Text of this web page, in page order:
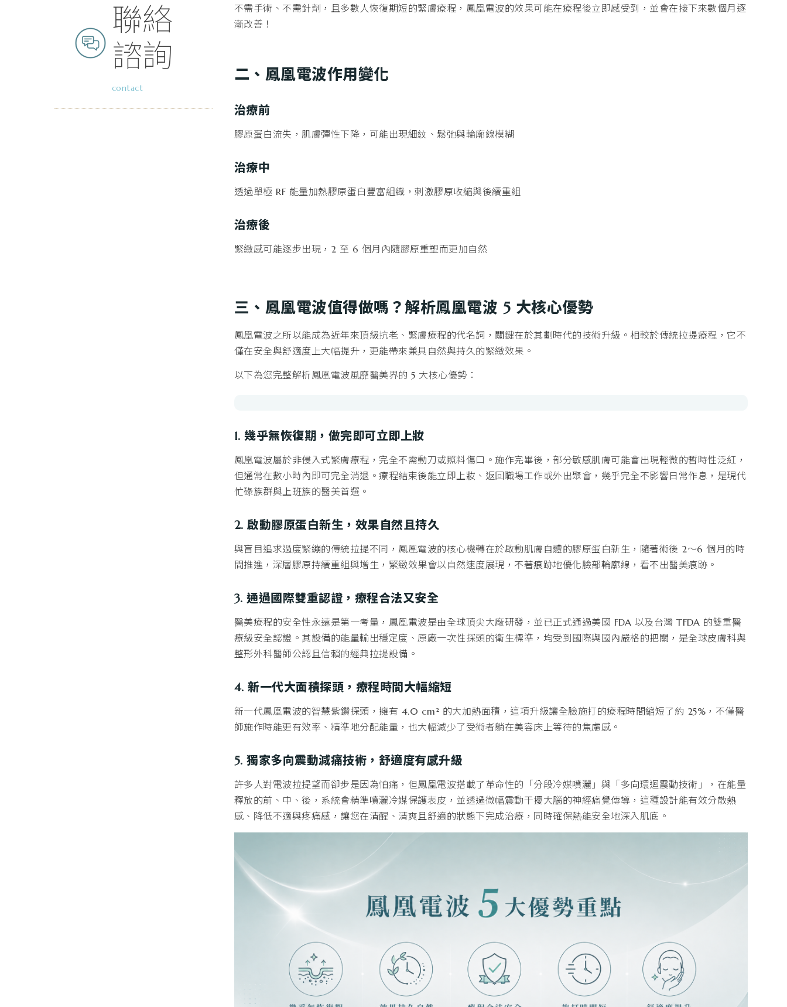
聯絡
諮詢
contact
不需手術、不需針劑，且多數人恢復期短的緊膚療程，鳳凰電波的效果可能在療程後立即感受到，並會在接下來數個月逐
漸改善！
二、鳳凰電波作用變化
治療前
膠原蛋白流失，肌膚彈性下降，可能出現細紋、鬆弛與輪廓線模糊
治療中
透過單極 RF 能量加熱膠原蛋白豐富組織，刺激膠原收縮與後續重組
治療後
緊緻感可能逐步出現，2 至 6 個月內隨膠原重塑而更加自然
三、鳳凰電波值得做嗎？解析鳳凰電波 5 大核心優勢
鳳凰電波之所以能成為近年來頂級抗老、緊膚療程的代名詞，關鍵在於其劃時代的技術升級。相較於傳統拉提療程，它不
僅在安全與舒適度上大幅提升，更能帶來兼具自然與持久的緊緻效果。
以下為您完整解析鳳凰電波風靡醫美界的 5 大核心優勢：
1. 幾乎無恢復期，做完即可立即上妝
鳳凰電波屬於非侵入式緊膚療程，完全不需動刀或照料傷口。施作完畢後，部分敏感肌膚可能會出現輕微的暫時性泛紅，
但通常在數小時內即可完全消退。療程結束後能立即上妝、返回職場工作或外出聚會，幾乎完全不影響日常作息，是現代
忙碌族群與上班族的醫美首選。
2. 啟動膠原蛋白新生，效果自然且持久
與盲目追求過度緊繃的傳統拉提不同，鳳凰電波的核心機轉在於啟動肌膚自體的膠原蛋白新生，隨著術後 2～6 個月的時
間推進，深層膠原持續重組與增生，緊緻效果會以自然速度展現，不著痕跡地優化臉部輪廓線，看不出醫美痕跡。
3. 通過國際雙重認證，療程合法又安全
醫美療程的安全性永遠是第一考量，鳳凰電波是由全球頂尖大廠研發，並已正式通過美國 FDA 以及台灣 TFDA 的雙重醫
療級安全認證。其設備的能量輸出穩定度、原廠一次性探頭的衛生標準，均受到國際與國內嚴格的把關，是全球皮膚科與
整形外科醫師公認且信賴的經典拉提設備。
4. 新一代大面積探頭，療程時間大幅縮短
新一代鳳凰電波的智慧紫鑽探頭，擁有 4.0 cm² 的大加熱面積，這項升級讓全臉施打的療程時間縮短了約 25%，不僅醫
師施作時能更有效率、精準地分配能量，也大幅減少了受術者躺在美容床上等待的焦慮感。
5. 獨家多向震動減痛技術，舒適度有感升級
許多人對電波拉提望而卻步是因為怕痛，但鳳凰電波搭載了革命性的「分段冷媒噴灑」與「多向環迴震動技術」，在能量
釋放的前、中、後，系統會精準噴灑冷媒保護表皮，並透過微幅震動干擾大腦的神經痛覺傳導，這種設計能有效分散熱
感、降低不適與疼痛感，讓您在清醒、清爽且舒適的狀態下完成治療，同時確保熱能安全地深入肌底。